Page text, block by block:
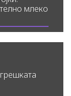
млеко